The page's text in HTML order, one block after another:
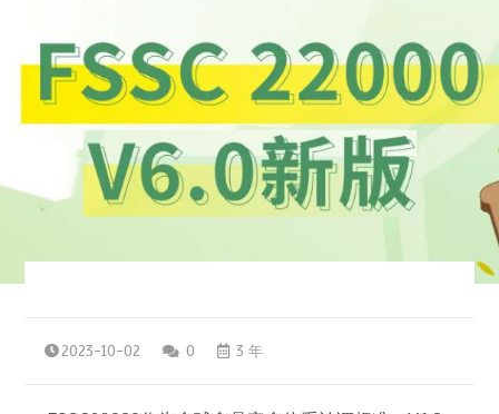
2023-10-02 0 3 年